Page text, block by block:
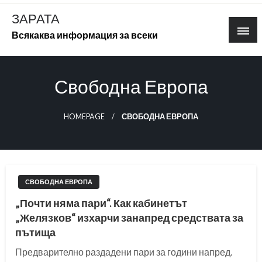
Skip
content
ЗАРАТА
Всякаква информация за всеки
Свободна Европа
HOMEPAGE СВОБОДНА ЕВРОПА
СВОБОДНА ЕВРОПА
„Почти няма пари“. Как кабинетът
„Желязков“ изхарчи занапред средствата за
пътища
Предварително раздадени пари за години напред.